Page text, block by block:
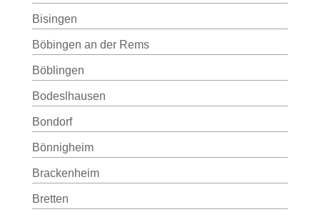
Bisingen
Böbingen an der Rems
Böblingen
Bodeslhausen
Bondorf
Bönnigheim
Brackenheim
Bretten